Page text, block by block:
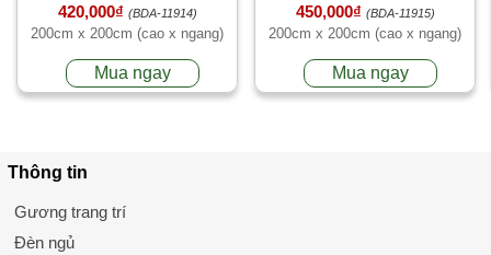
420,000₫ (BDA-11914)
200cm x 200cm (cao x ngang)
Mua ngay
450,000₫ (BDA-11915)
200cm x 200cm (cao x ngang)
Mua ngay
Thông tin
Gương trang trí
Đèn ngủ